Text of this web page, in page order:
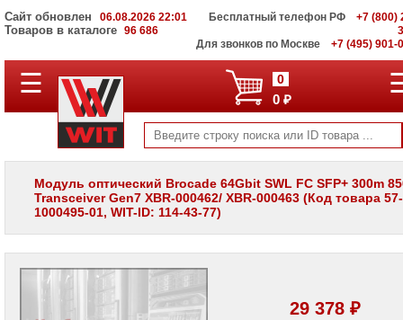
Сайт обновлен 06.08.2026 22:01
Товаров в каталоге 96 686
Бесплатный телефон РФ
+7 (800)
Для звонков по Москве
+7 (495) 901-
ПОЛНЫЙ
КАТАЛОГ
Корпоративные
серверы
WIT
Системы
хранения
данных
☰ 0
0 ₽
Модуль оптический Brocade 64Gbit SWL FC SFP+ 300m
Transceiver Gen7 XBR-000462/ XBR-000463 (Код товара 57-
1000495-01, WIT-ID: 114-43-77)
29 378 ₽